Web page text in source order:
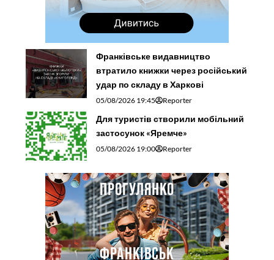
Франківське видавництво
втратило книжки через російський
удар по складу в Харкові
05/08/2026 19:45 Reporter
Для туристів створили мобільний
застосунок «Яремче»
05/08/2026 19:00 Reporter